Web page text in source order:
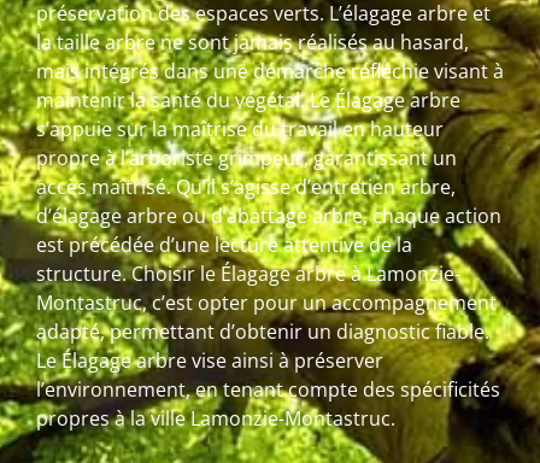
préservation des espaces verts. L’élagage arbre et
la taille arbre ne sont jamais réalisés au hasard,
mais intégrés dans une démarche réfléchie visant à
maintenir la santé du végétal. Le Élagage arbre
s’appuie sur la maîtrise du travail en hauteur
propre à l’arboriste grimpeur, garantissant un
accès maîtrisé. Qu’il s’agisse d’entretien arbre,
d’élagage arbre ou d’abattage arbre, chaque action
est précédée d’une lecture attentive de la
structure. Choisir le Élagage arbre à Lamonzie-
Montastruc, c’est opter pour un accompagnement
adapté, permettant d’obtenir un diagnostic fiable.
Le Élagage arbre vise ainsi à préserver
l’environnement, en tenant compte des spécificités
propres à la ville Lamonzie-Montastruc.